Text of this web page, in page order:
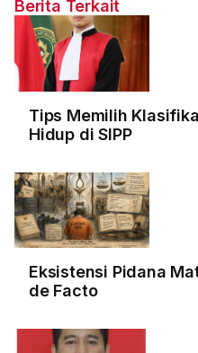
Berita Terkait
Tips Memilih
Hidup di SIPP
Eksistensi Pidana
de Facto